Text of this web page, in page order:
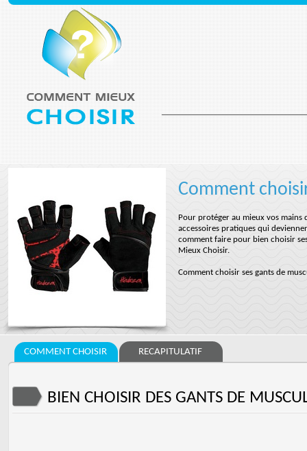
Comment
Pour protéger au mieux vos mains
accessoires pratiques qui
comment faire pour bien choisir
Mieux Choisir.
Comment choisir ses gants de
COMMENT CHOISIR RECAPITULATIF
BIEN CHOISIR DES GANTS DE